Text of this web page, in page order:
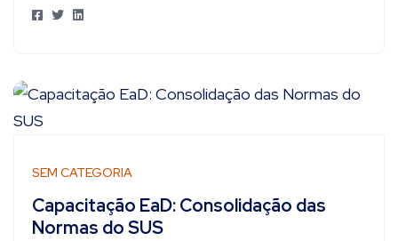
SEM CATEGORIA
Capacitação EaD: Consolidação das
Normas do SUS